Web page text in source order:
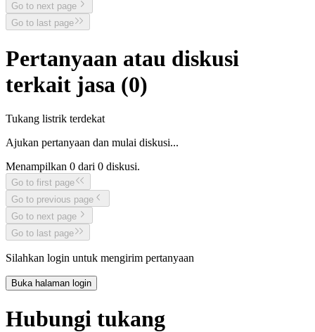
Go to next page
Go to last page
Pertanyaan atau diskusi
terkait jasa (0)
Tukang listrik terdekat
Ajukan pertanyaan dan mulai diskusi...
Menampilkan 0 dari 0 diskusi.
Go to first page
Go to previous page
Go to next page
Go to last page
Silahkan login untuk mengirim pertanyaan
Buka halaman login
Hubungi tukang